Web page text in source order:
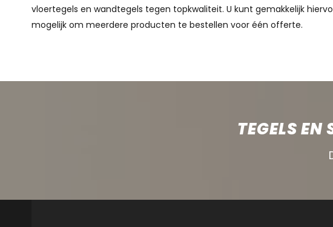
vloertegels en wandtegels tegen topkwaliteit. U kunt gemakkelijk
mogelijk om meerdere producten te bestellen voor één offerte.
TEGELS